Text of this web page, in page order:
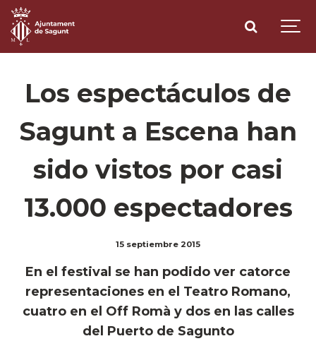
Los espectáculos de
Sagunt a Escena han
sido vistos por casi
13.000 espectadores
15 septiembre 2015
En el festival se han podido ver catorce
representaciones en el Teatro Romano,
cuatro en el Off Romà y dos en las calles
del Puerto de Sagunto